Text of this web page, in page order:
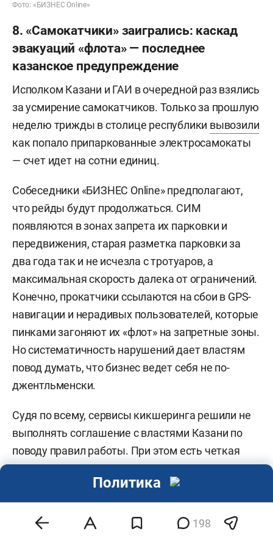
Фото: «БИЗНЕС Online»
8. «Самокатчики» заигрались: каскад
эвакуаций «флота» — последнее
казанское предупреждение
Исполком Казани и ГАИ в очередной раз взялись
за усмирение самокатчиков. Только за прошлую
неделю трижды в столице республики вывозили
как попало припаркованные электросамокаты
— счет идет на сотни единиц.
Собеседники «БИЗНЕС Online» предполагают,
что рейды будут продолжаться. СИМ
появляются в зонах запрета их парковки и
передвижения, старая разметка парковки за
два года так и не исчезла с тротуаров, а
максимальная скорость далека от ограничений.
Конечно, прокатчики ссылаются на сбои в GPS-
навигации и нерадивых пользователей, которые
пинками загоняют их «флот» на запретные зоны.
Но систематичность нарушений дает властям
повод думать, что бизнес ведет себя не по-
джентльменски.
Судя по всему, сервисы кикшеринга решили не
выполнять соглашение с властями Казани по
поводу правил работы. При этом есть четкая
позиция МВД по РТ: тотальный запрет на прокат
СИМ, поскольку статистика неблагоприятна.
Есть также мнение раиса республики: «Я к этим
электросамокатам отношусь очень негативно. И
198
Политика